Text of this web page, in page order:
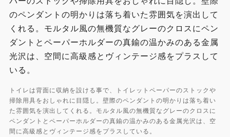
トイレは背面に収納を設ける事で、トイレットペーパーのストックや
掃除用具をおしゃれに目隠し。壁際のペンダントの明かりは落ち着い
た雰囲気を演出してくれる。モルタル風の無機質なグレーのクロスに
ペンダントとペーパーホルダーの真鍮の温かみのある金属光沢は、空
間に高級感とヴィンテージ感をプラスしている。